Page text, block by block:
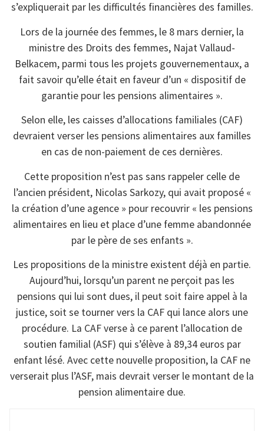
s’expliquerait par les difficultés financières des familles.
Lors de la journée des femmes, le 8 mars dernier, la
ministre des Droits des femmes, Najat Vallaud-
Belkacem, parmi tous les projets gouvernementaux, a
fait savoir qu’elle était en faveur d’un « dispositif de
garantie pour les pensions alimentaires ».
Selon elle, les caisses d’allocations familiales (CAF)
devraient verser les pensions alimentaires aux familles
en cas de non-paiement de ces dernières.
Cette proposition n’est pas sans rappeler celle de
l’ancien président, Nicolas Sarkozy, qui avait proposé «
la création d’une agence » pour recouvrir « les pensions
alimentaires en lieu et place d’une femme abandonnée
par le père de ses enfants ».
Les propositions de la ministre existent déjà en partie.
Aujourd’hui, lorsqu’un parent ne perçoit pas les
pensions qui lui sont dues, il peut soit faire appel à la
justice, soit se tourner vers la CAF qui lance alors une
procédure. La CAF verse à ce parent l’allocation de
soutien familial (ASF) qui s’élève à 89,34 euros par
enfant lésé. Avec cette nouvelle proposition, la CAF ne
verserait plus l’ASF, mais devrait verser le montant de la
pension alimentaire due.